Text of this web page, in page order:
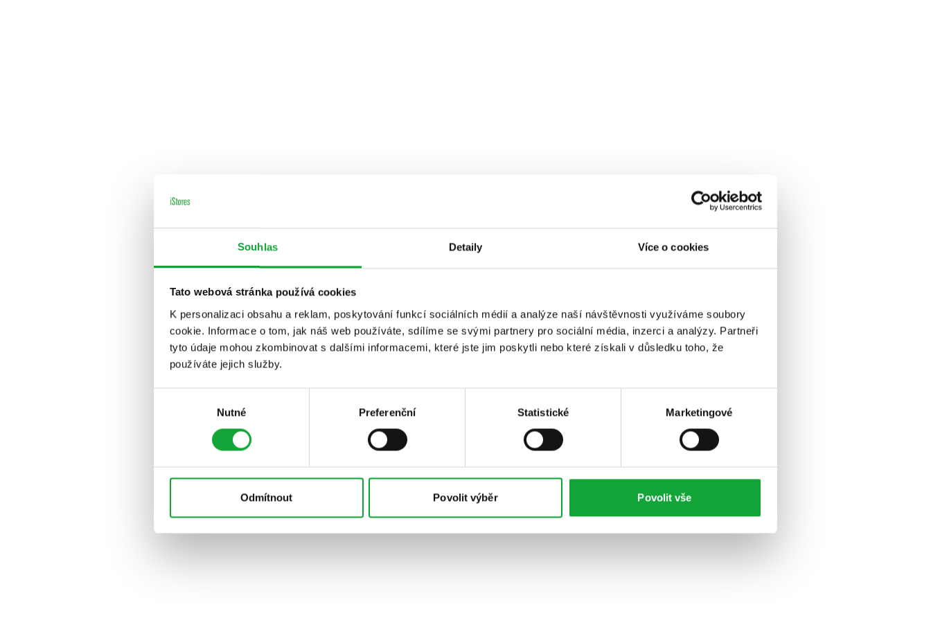
Souhlas Detaily Více o cookies
Tato webová stránka používá cookies
K personalizaci obsahu a reklam, poskytování funkcí sociálních médií a analýze naší návštěvnosti využíváme soubory
cookie. Informace o tom, jak náš web používáte, sdílíme se svými partnery pro sociální média, inzerci a analýzy. Partneři
tyto údaje mohou zkombinovat s dalšími informacemi, které jste jim poskytli nebo které získali v důsledku toho, že
používáte jejich služby.
Nutné Preferenční Statistické Marketingové
Odmítnout Povolit výběr Povolit vše